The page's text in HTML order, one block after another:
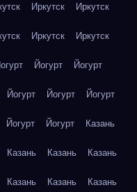
Иркутск Иркутск
Иркутск Иркутск
Йогурт Йогурт
Йогурт Йогурт Йогурт
Йогурт Йогурт Казань
Казань Казань Казань
Казань Казань Казань